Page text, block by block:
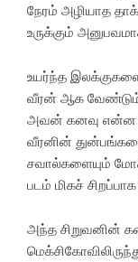
நேரம் அழியாத
உருக்கும்
உயர்ந்த
வீரன் ஆக வேண்டும்
அவன் கனவு என்ன
வீரனின்
சவால்களையும்
படம் மிகச்
அந்த சிறுவனின்